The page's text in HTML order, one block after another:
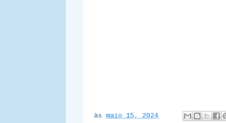
às maio 15, 2024